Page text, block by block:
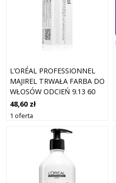
L’ORÉAL PROFESSIONNEL
MAJIREL TRWAŁA FARBA DO
WŁOSÓW ODCIEŃ 9.13 60
ML
48,60 zł
1 oferta